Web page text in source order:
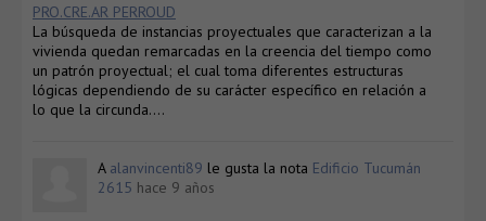
PRO.CRE.AR PERROUD
La búsqueda de instancias proyectuales que caracterizan a la
vivienda quedan remarcadas en la creencia del tiempo como
un patrón proyectual; el cual toma diferentes estructuras
lógicas dependiendo de su carácter específico en relación a
lo que la circunda….
A alanvincenti89 le gusta la nota Edificio Tucumán
2615 hace 9 años